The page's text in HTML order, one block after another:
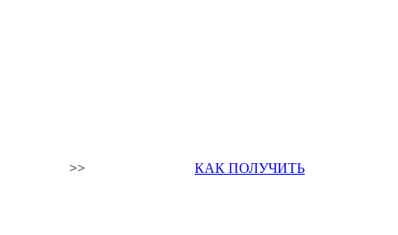
>> КАК ПОЛУЧИТЬ